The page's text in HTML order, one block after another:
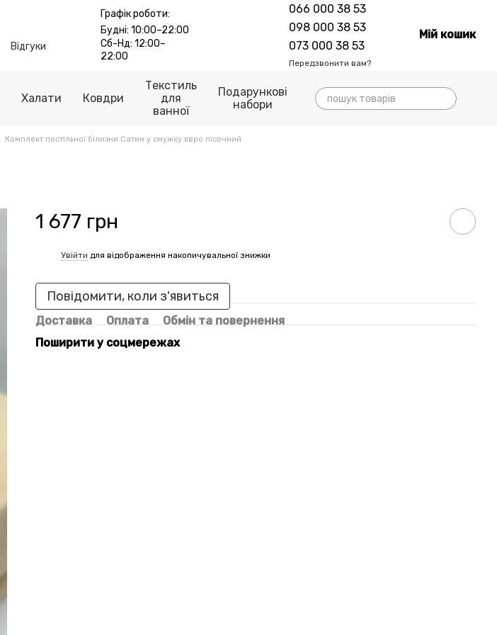
Відгуки
Графік роботи:
Будні: 10:00–22:00
Сб-Нд: 12:00–
22:00
066 000 38 53
098 000 38 53
073 000 38 53
Передзвонити вам?
Мій кошик
Халати Ковдри
Текстиль
для
ванної
Подарункові
набори
Комплект постільної білизни Сатин у смужку євро пісочний
1 677 грн
Увійти для відображення накопичувальної знижки
Повідомити, коли з'явиться
Доставка Оплата
Обмін та повернення
Поширити у соцмережах